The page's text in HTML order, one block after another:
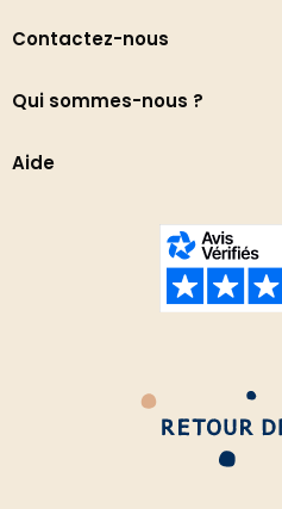
Contactez-nous
Qui sommes-nous ?
Aide